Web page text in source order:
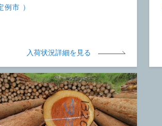
例市 ）
入荷状況詳細を見る